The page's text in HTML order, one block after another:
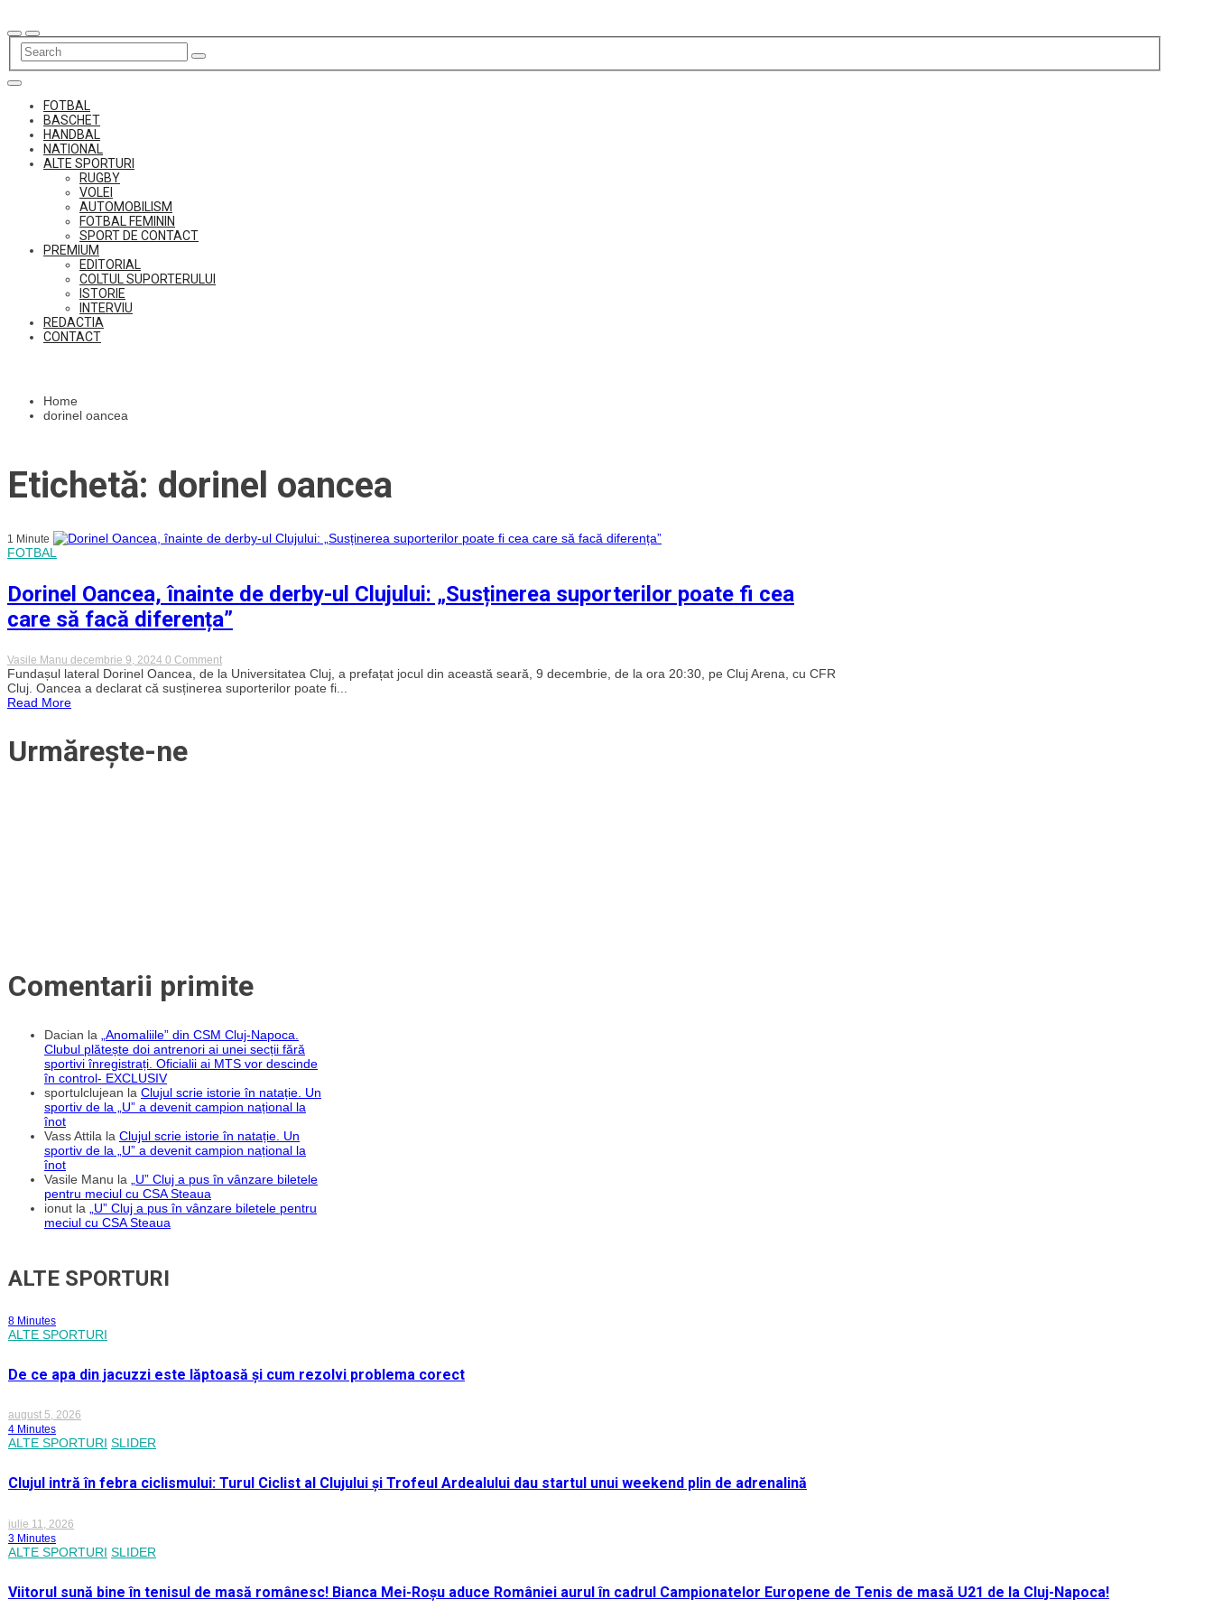
to
content
FOTBAL
BASCHET
HANDBAL
NATIONAL
ALTE SPORTURI
RUGBY
VOLEI
AUTOMOBILISM
FOTBAL FEMININ
SPORT DE CONTACT
PREMIUM
EDITORIAL
COLTUL SUPORTERULUI
ISTORIE
INTERVIU
REDACTIA
CONTACT
Home
dorinel oancea
Etichetă: dorinel oancea
1 Minute
FOTBAL
Dorinel Oancea, înainte de derby-ul Clujului: „Susținerea suporterilor poate fi cea
care să facă diferența”
Vasile Manu decembrie 9, 2024 0 Commenton
Dorinel
Oancea,
înainte
Fundașul lateral Dorinel Oancea, de la Universitatea Cluj, a prefațat jocul din această seară, 9 decembrie, de la ora 20:30, pe Cluj Arena, cu CFR
Cluj. Oancea a declarat că susținerea suporterilor poate fi...
Read More
Urmărește-ne
Comentarii primite
Dacian la
„Anomaliile” din CSM Cluj-Napoca.
Clubul plătește doi antrenori ai unei secții fără
sportivi înregistrați. Oficialii ai MTS vor descinde
în control- EXCLUSIV
sportulclujean la Clujul scrie istorie în natație. Un
sportiv de la „U” a devenit campion național la
înot
Vass Attila la Clujul scrie istorie în natație. Un
sportiv de la „U” a devenit campion național la
înot
Vasile Manu la
„U” Cluj a pus în vânzare biletele
pentru meciul cu CSA Steaua
ionut la
„U” Cluj a pus în vânzare biletele pentru
meciul cu CSA Steaua
ALTE SPORTURI
8 Minutes
ALTE SPORTURI
De ce apa din jacuzzi este lăptoasă și cum rezolvi problema corect
august 5, 2026
4 Minutes
ALTE SPORTURI SLIDER
Clujul intră în febra ciclismului: Turul Ciclist al Clujului și Trofeul Ardealului dau startul unui weekend plin de adrenalină
iulie 11, 2026
3 Minutes
ALTE SPORTURI SLIDER
Viitorul sună bine în tenisul de masă românesc! Bianca Mei-Roșu aduce României aurul în cadrul Campionatelor Europene de Tenis de masă U21 de la Cluj-Napoca!